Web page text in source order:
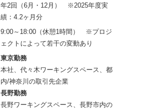
年2回（6月・12月） ※2025年度実
績：4.2ヶ月分
9:00～18:00（休憩1時間） ※プロジ
ェクトによって若干の変動あり
東京勤務
本社、代々木ワーキングスペース、都
内/神奈川の取引先企業
長野勤務
長野ワーキングスペース、長野市内の